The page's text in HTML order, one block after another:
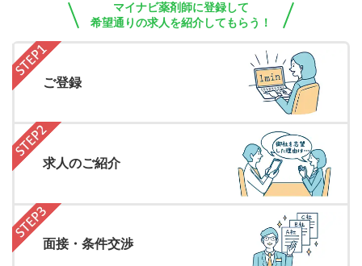
マイナビ薬剤師に登録して
希望通りの求人を紹介してもらう！
ご登録
求人のご紹介
面接・条件交渉